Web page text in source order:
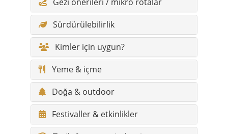
Yeme & içme
Doğa & outdoor
Festivaller & etkinlikler
Tarih & zaman çizelgesi
Gizli cennetler
Efsaneler